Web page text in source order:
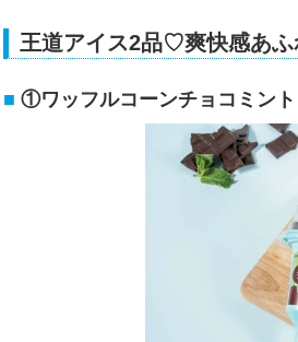
王道アイス2品♡爽快感あ
①ワッフルコーンチョコミント